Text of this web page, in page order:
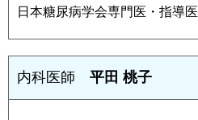
日本糖尿病学会専門医・指導医
内科医師 平田 桃子